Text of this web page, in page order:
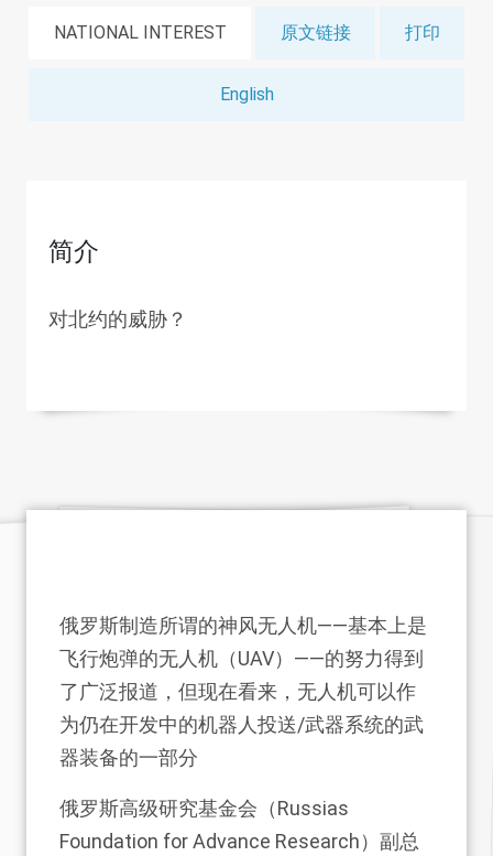
NATIONAL INTEREST 原文链接 打印
English
简介
对北约的威胁？
俄罗斯制造所谓的神风无人机——基本上是
飞行炮弹的无人机（UAV）——的努力得到
了广泛报道，但现在看来，无人机可以作
为仍在开发中的机器人投送/武器系统的武
器装备的一部分
俄罗斯高级研究基金会（Russias
Foundation for Advance Research）副总